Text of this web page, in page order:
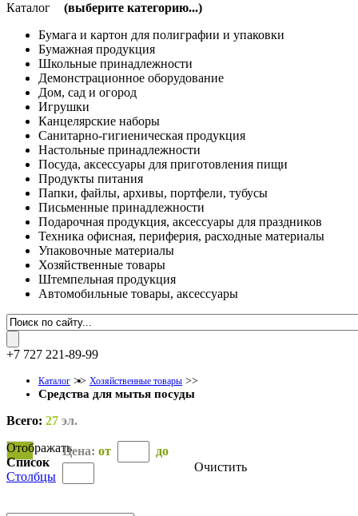
Каталог
(выберите категорию...)
Бумага и картон для полиграфии и упаковки
Бумажная продукция
Школьные принадлежности
Демонстрационное оборудование
Дом, сад и огород
Игрушки
Канцелярские наборы
Санитарно-гигиеническая продукция
Настольные принадлежности
Посуда, аксессуары для приготовления пищи
Продукты питания
Папки, файлы, архивы, портфели, тубусы
Письменные принадлежности
Подарочная продукция, аксессуары для праздников
Техника офисная, периферия, расходные материалы
Упаковочные материалы
Хозяйственные товары
Штемпельная продукция
Автомобильные товары, аксессуары
+7 727 221-89-99
Каталог >> Хозяйственные товары >>
Средства для мытья посуды
Всего: 27 эл.
Отображать
Список
Столбцы
Цена: от до
Очистить